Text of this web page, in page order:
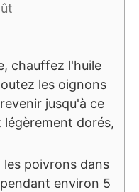
chauffez l'huile
les oignons
jusqu'à ce
dorés,
poivrons dans
environ 5